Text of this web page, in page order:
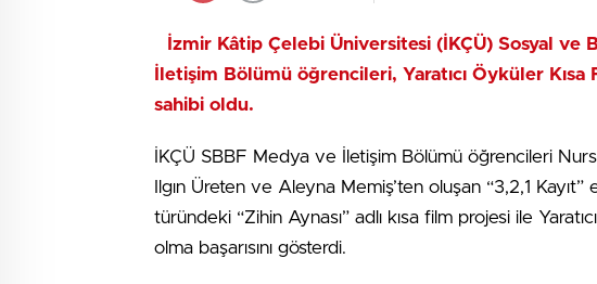
İzmir Kâtip Çelebi Üniversitesi (İKÇÜ) Sosyal ve
İletişim Bölümü öğrencileri, Yaratıcı Öyküler
sahibi oldu.
İKÇÜ SBBF Medya ve İletişim Bölümü öğrencileri
Ilgın Üreten ve Aleyna Memiş’ten oluşan “3,2,1 Kayıt”
türündeki “Zihin Aynası” adlı kısa film projesi ile
olma başarısını gösterdi.